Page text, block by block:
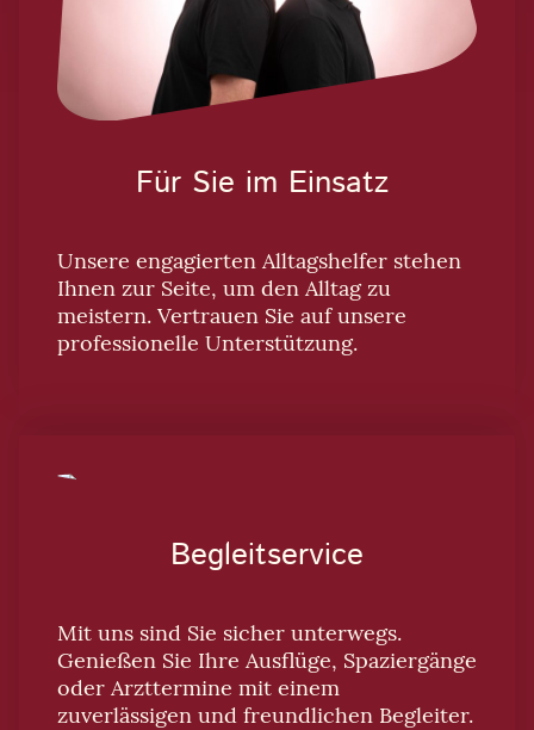
Für Sie im Einsatz
Unsere engagierten Alltagshelfer stehen
Ihnen zur Seite, um den Alltag zu
meistern. Vertrauen Sie auf unsere
professionelle Unterstützung.
Begleitservice
Mit uns sind Sie sicher unterwegs.
Genießen Sie Ihre Ausflüge, Spaziergänge
oder Arzttermine mit einem
zuverlässigen und freundlichen Begleiter.